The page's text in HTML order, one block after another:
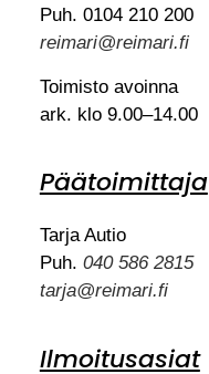
Puh. 0104 210 200
reimari@reimari.fi
Toimisto avoinna
ark. klo 9.00–14.00
Päätoimittaja
Tarja Autio
Puh. 040 586 2815
tarja@reimari.fi
Ilmoitusasiat